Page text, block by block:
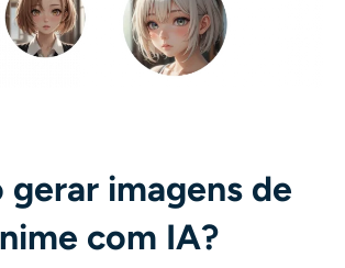
gerar imagens de
com IA?